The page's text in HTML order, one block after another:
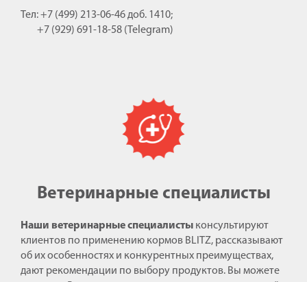
Тел: +7 (499) 213-06-46 доб. 1410;
+7 (929) 691-18-58 (Telegram)
Ветеринарные специалисты
Наши ветеринарные специалисты консультируют
клиентов по применению кормов BLITZ, рассказывают
об их особенностях и конкурентных преимуществах,
дают рекомендации по выбору продуктов. Вы можете